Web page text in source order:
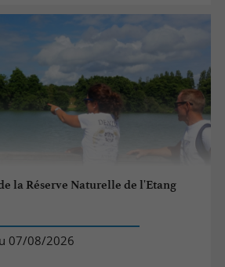
la Réserve Naturelle de l'Etang
07/08/2026